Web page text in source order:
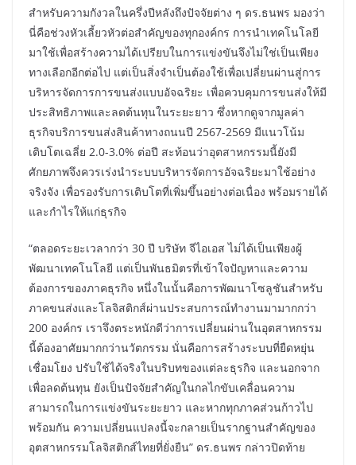
สำหรับความกังวลในครึ่งปีหลังถึงปัจจัยต่าง ๆ ดร.ธนพร มองว่า
นี่คือช่วงหัวเลี้ยวหัวต่อสำคัญของทุกองค์กร การนำเทคโนโลยี
มาใช้เพื่อสร้างความได้เปรียบในการแข่งขันจึงไม่ใช่เป็นเพียง
ทางเลือกอีกต่อไป แต่เป็นสิ่งจำเป็นต้องใช้เพื่อเปลี่ยนผ่านสู่การ
บริหารจัดการการขนส่งแบบอัจฉริยะ เพื่อควบคุมการขนส่งให้มี
ประสิทธิภาพและลดต้นทุนในระยะยาว ซึ่งหากดูจากมูลค่า
ธุรกิจบริการขนส่งสินค้าทางถนนปี 2567-2569 มีแนวโน้ม
เติบโตเฉลี่ย 2.0-3.0% ต่อปี สะท้อนว่าอุตสาหกรรมนี้ยังมี
ศักยภาพจึงควรเร่งนำระบบบริหารจัดการอัจฉริยะมาใช้อย่าง
จริงจัง เพื่อรองรับการเติบโตที่เพิ่มขึ้นอย่างต่อเนื่อง พร้อมรายได้
และกำไรให้แก่ธุรกิจ
“ตลอดระยะเวลากว่า 30 ปี บริษัท จีไอเอส ไม่ได้เป็นเพียงผู้
พัฒนาเทคโนโลยี แต่เป็นพันธมิตรที่เข้าใจปัญหาและความ
ต้องการของภาคธุรกิจ หนึ่งในนั้นคือการพัฒนาโซลูชันสำหรับ
ภาคขนส่งและโลจิสติกส์ผ่านประสบการณ์ทำงานมามากกว่า
200 องค์กร เราจึงตระหนักดีว่าการเปลี่ยนผ่านในอุตสาหกรรม
นี้ต้องอาศัยมากกว่านวัตกรรม นั่นคือการสร้างระบบที่ยืดหยุ่น
เชื่อมโยง ปรับใช้ได้จริงในบริบทของแต่ละธุรกิจ และนอกจาก
เพื่อลดต้นทุน ยังเป็นปัจจัยสำคัญในกลไกขับเคลื่อนความ
สามารถในการแข่งขันระยะยาว และหากทุกภาคส่วนก้าวไป
พร้อมกัน ความเปลี่ยนแปลงนี้จะกลายเป็นรากฐานสำคัญของ
อุตสาหกรรมโลจิสติกส์ไทยที่ยั่งยืน” ดร.ธนพร กล่าวปิดท้าย